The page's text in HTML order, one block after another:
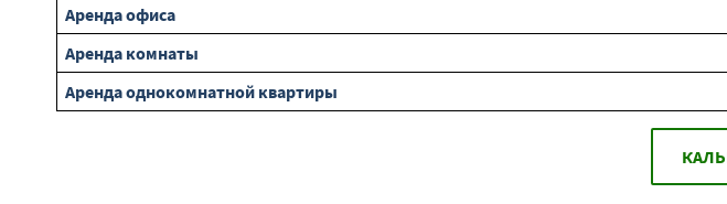
Аренда офиса
Аренда комнаты
Аренда однокомнатной квартиры